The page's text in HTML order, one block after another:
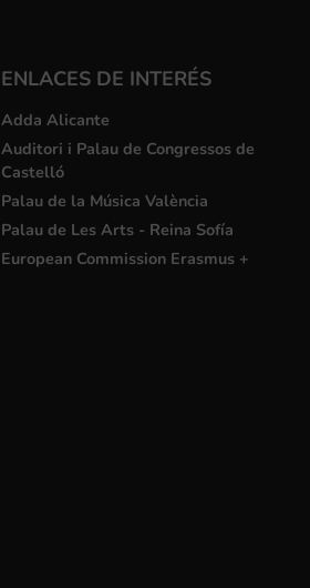
ENLACES DE INTERÉS
Adda Alicante
Auditori i Palau de Congressos de
Castelló
Palau de la Música València
Palau de Les Arts - Reina Sofía
European Commission Erasmus +